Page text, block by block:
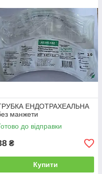
ЕНДОТРАХЕАЛЬНА
манжети
до відправки
₴
Купити